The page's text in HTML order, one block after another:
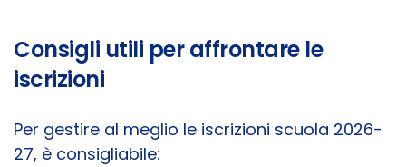
Consigli utili per affrontare le
iscrizioni
Per gestire al meglio le iscrizioni scuola 2026-
27, è consigliabile: